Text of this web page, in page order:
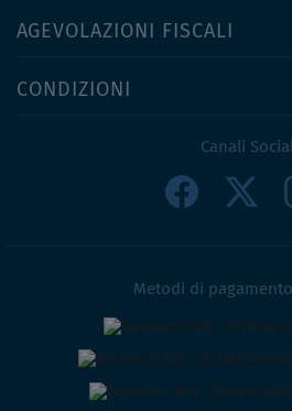
AGEVOLAZIONI FISCALI
CONDIZIONI
Canali
Metodi di